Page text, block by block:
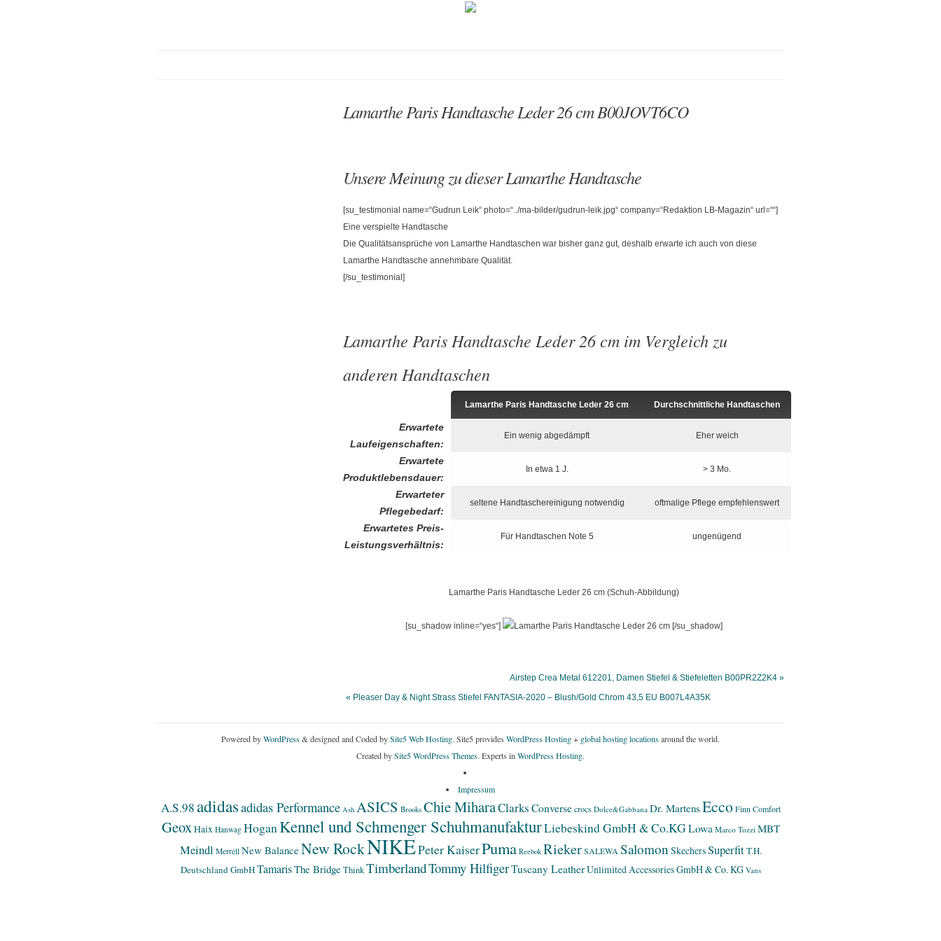
Lamarthe Paris Handtasche Leder 26 cm B00JOVT6CO
Unsere Meinung zu dieser Lamarthe Handtasche
[su_testimonial name=“Gudrun Leik“ photo=“../ma-bilder/gudrun-leik.jpg“ company=“Redaktion LB-Magazin“ url=““]
Eine verspielte Handtasche
Die Qualitätsansprüche von Lamarthe Handtaschen war bisher ganz gut, deshalb erwarte ich auch von diese
Lamarthe Handtasche annehmbare Qualität.
[/su_testimonial]
Lamarthe Paris Handtasche Leder 26 cm im Vergleich zu
anderen Handtaschen
Lamarthe Paris Handtasche Leder 26 cm Durchschnittliche Handtaschen
Erwartete
Laufeigenschaften:
Ein wenig abgedämpft Eher weich
Erwartete
Produktlebensdauer:
In etwa 1 J. > 3 Mo.
Erwarteter
Pflegebedarf:
seltene Handtaschereinigung notwendig oftmalige Pflege empfehlenswert
Erwartetes Preis-
Leistungsverhältnis:
Für Handtaschen Note 5 ungenügend
Lamarthe Paris Handtasche Leder 26 cm (Schuh-Abbildung)
[su_shadow inline=“yes“] [/su_shadow]
Airstep Crea Metal 612201, Damen Stiefel & Stiefeletten B00PR2Z2K4 »
« Pleaser Day & Night Strass Stiefel FANTASIA-2020 – Blush/Gold Chrom 43,5 EU B007L4A35K
Powered byWordPress& designed and Coded bySite5 Web Hosting. Site5 provides WordPress Hosting+ global hosting locationsaround the world.
Created bySite5 WordPress Themes. Experts in WordPress Hosting.
Impressum
A.S.98adidasadidas Performance Ash ASICS Brooks Chie MiharaClarks Converse crocs Dolce&Gabbana Dr. MartensEcco Finn Comfort
GeoxHaix Hanwag HoganKennel und Schmenger SchuhmanufakturLiebeskind GmbH & Co.KG Lowa Marco Tozzi MBT
Meindl Merrell New Balance New RockNIKEPeter KaiserPuma Reebok Rieker SALEWA Salomon SkechersSuperfitT.H.
Deutschland GmbHTamarisThe Bridge Think TimberlandTommy HilfigerTuscany LeatherUnlimited Accessories GmbH & Co. KG Vans